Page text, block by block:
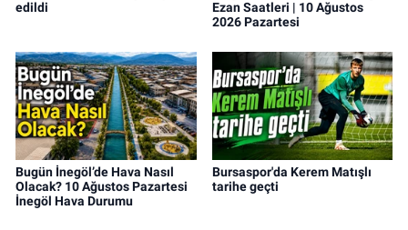
edildi
Ezan Saatleri | 10 Ağustos
2026 Pazartesi
Bugün İnegöl’de Hava Nasıl
Olacak? 10 Ağustos Pazartesi
İnegöl Hava Durumu
Bursaspor'da Kerem Matışlı
tarihe geçti